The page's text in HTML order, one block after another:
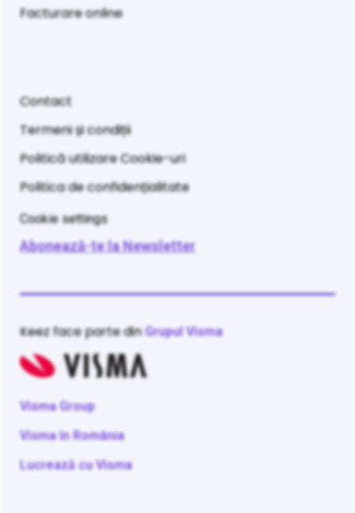
Facturare online
Contact
Termeni și condiții
Politică utilizare Cookie-uri
Politica de confidențialitate
Cookie settings
Abonează-te la Newsletter
Keez face parte dinGrupul Visma
Visma Group
Visma în România
Lucrează cu Visma